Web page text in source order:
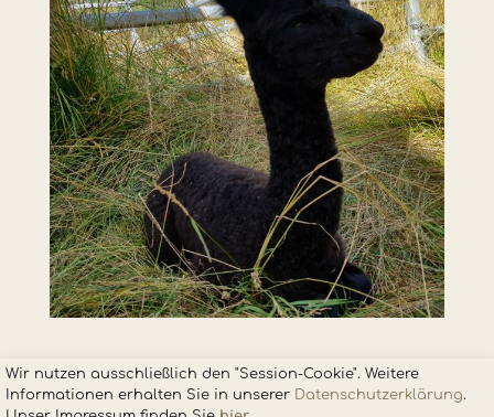
Wir nutzen ausschließlich den "Session-Cookie". Weitere
Informationen erhalten Sie in unserer Datenschutzerklärung.